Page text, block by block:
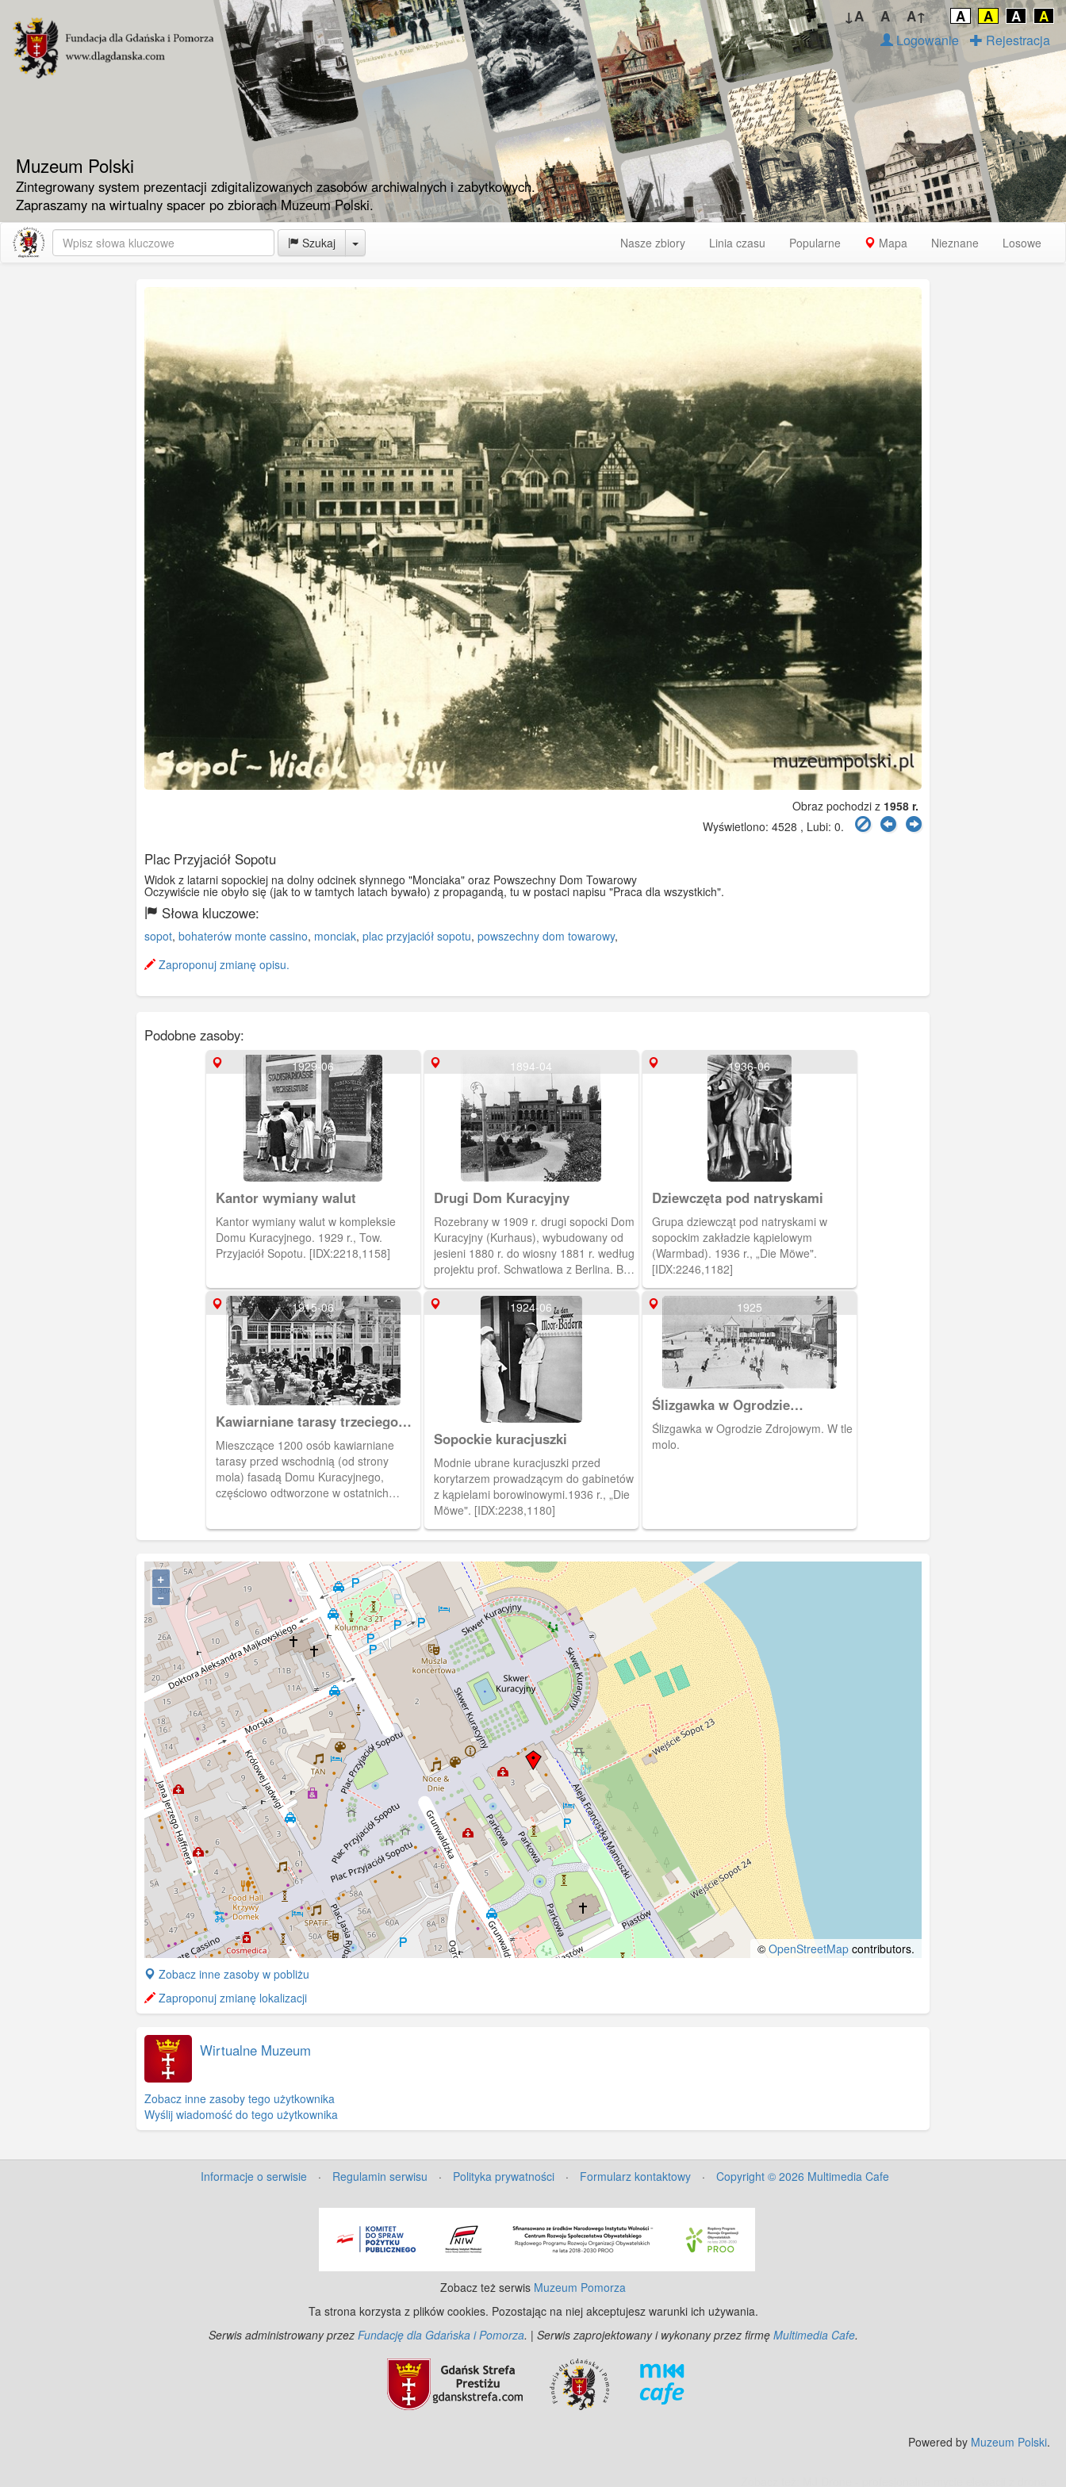
Muzeum Polski
Zintegrowany system prezentacji zdigitalizowanych zasobów archiwalnych i zabytkowych.
Zapraszamy na wirtualny spacer po zbiorach Muzeum Polski.
↓A A A↑ A A A A
Logowanie Rejestracja
Szukaj Toggle Dropdown Nasze zbiory Linia czasu Popularne Mapa Nieznane Losowe
Obraz pochodzi z 1958 r.
Wyświetlono: 4528 , Lubi: 0.
Plac Przyjaciół Sopotu
Widok z latarni sopockiej na dolny odcinek słynnego "Monciaka" oraz Powszechny Dom Towarowy
Oczywiście nie obyło się (jak to w tamtych latach bywało) z propagandą, tu w postaci napisu "Praca dla wszystkich".
Słowa kluczowe:
sopot, bohaterów monte cassino, monciak, plac przyjaciół sopotu, powszechny dom towarowy,
Zaproponuj zmianę opisu.
Podobne zasoby:
1929-06
Kantor wymiany walut
Kantor wymiany walut w kompleksie
Domu Kuracyjnego. 1929 r., Tow.
Przyjaciół Sopotu. [IDX:2218,1158]
1894-04
Drugi Dom Kuracyjny
Rozebrany w 1909 r. drugi sopocki Dom
Kuracyjny (Kurhaus), wybudowany od
jesieni 1880 r. do wiosny 1881 r. według
projektu prof. Schwatlowa z Berlina. Był
to gmach o konstrukcji szkieletowej,
mieszczący 41 pokoi hotelowych, a
także wielką salę imprezową. Przed
budynkiem, położonym na osi mola,
urządzono obszerny Skwer Kuracyjny
(Kurpark), obramowany drewnianą
galerią spacerową z narożnymi
pawilonami. Przed 1895 r., BG PAN.
[IDX:2198,1106]
1936-06
Dziewczęta pod natryskami
Grupa dziewcząt pod natryskami w
sopockim zakładzie kąpielowym
(Warmbad). 1936 r., „Die Möwe".
[IDX:2246,1182]
1915-06
Kawiarniane tarasy trzeciego
Domu Kuracyjnego
Mieszczące 1200 osób kawiarniane
tarasy przed wschodnią (od strony
mola) fasadą Domu Kuracyjnego,
częściowo odtworzone w ostatnich
Bałtykiem i Morzem Północnym, życie
na promenadach wzdłuż plaży, a
bardziej w obrębie Skweru Kuracyjnego
i mola, gdzie za wstęp trzeba było
płacić. Ok. 1915 r., BG PAN.
[IDX:2208,1108]
1924-06
Sopockie kuracjuszki
Modnie ubrane kuracjuszki przed
korytarzem prowadzącym do gabinetów
z kąpielami borowinowymi.1936 r., „Die
Möwe". [IDX:2238,1180]
1925
Ślizgawka w Ogrodzie
Zdrojowym
Ślizgawka w Ogrodzie Zdrojowym. W tle
molo.
+
−
© OpenStreetMap contributors.
+
−
©
Zobacz inne zasoby w pobliżu
Zaproponuj zmianę lokalizacji
Wirtualne Muzeum
Zobacz inne zasoby tego użytkownika
Wyślij wiadomość do tego użytkownika
Informacje o serwisie · Regulamin serwisu · Polityka prywatności · Formularz kontaktowy · Copyright © 2026 Multimedia Cafe
Zobacz też serwis Muzeum Pomorza
Ta strona korzysta z plików cookies. Pozostając na niej akceptujesz warunki ich używania.
Serwis administrowany przez Fundację dla Gdańska i Pomorza. | Serwis zaprojektowany i wykonany przez firmę Multimedia Cafe.
Powered by Muzeum Polski.